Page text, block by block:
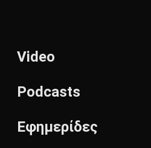
Video
Podcasts
Εφημερίδες